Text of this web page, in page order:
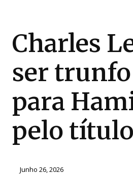
Charles
ser
para
pelo título
Junho 26, 2026